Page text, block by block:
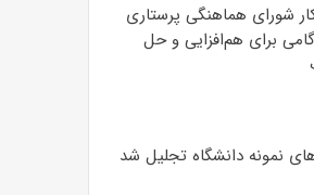
شورای هماهنگی پرستاری
برای هم‌افزایی و حل
های نمونه دانشگاه تجلیل شد